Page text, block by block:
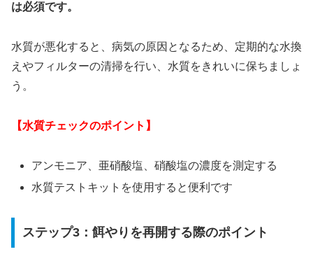
は必須です。
水質が悪化すると、病気の原因となるため、定期的な水換
えやフィルターの清掃を行い、水質をきれいに保ちましょ
う。
【水質チェックのポイント】
アンモニア、亜硝酸塩、硝酸塩の濃度を測定する
水質テストキットを使用すると便利です
ステップ3：餌やりを再開する際のポイント